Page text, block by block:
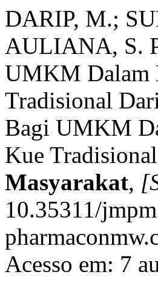
DARIP, M.;
AULIANA, S.
UMKM Dalam
Tradisional
Bagi UMKM
Kue
Masyarakat,
10.35311/
Acesso em: 7